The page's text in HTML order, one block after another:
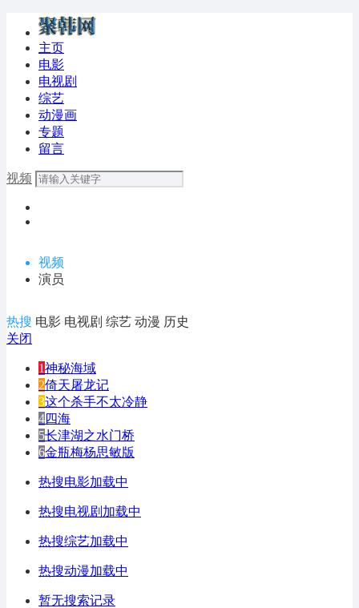
主页
电影
电视剧
综艺
动漫画
专题
留言
视频
视频
演员
热搜 电影 电视剧 综艺 动漫 历史
关闭
1神秘海域
2倚天屠龙记
3这个杀手不太冷静
4四海
5长津湖之水门桥
6金瓶梅杨思敏版
热搜电影加载中
热搜电视剧加载中
热搜综艺加载中
热搜动漫加载中
暂无搜索记录